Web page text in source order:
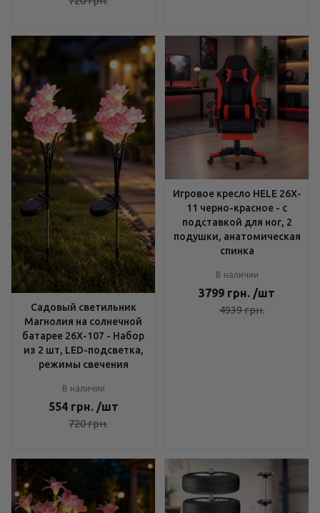
Садовый светильник
Магнолия на солнечной
батарее 26X-107 - Набор
из 2 шт, LED-подсветка,
режимы свечения
В наличии
554 грн. /шт
720грн.
Игровое кресло HELE 26X-
11 черно-красное - с
подставкой для ног, 2
подушки, анатомическая
спинка
В наличии
3799 грн. /шт
4939грн.